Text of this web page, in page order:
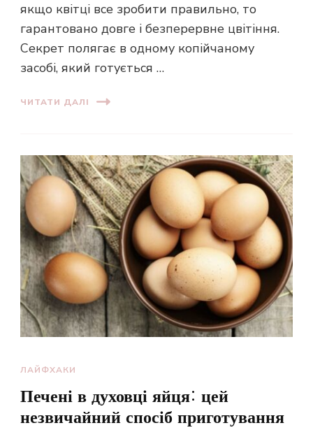
якщо квітці все зробити правильно, то
гарантовано довге і безперервне цвітіння.
Секрет полягає в одному копійчаному
засобі, який готується …
ЧИТАТИ ДАЛІ
ЛАЙФХАКИ
Печені в духовці яйця: цей
незвичайний спосіб приготування